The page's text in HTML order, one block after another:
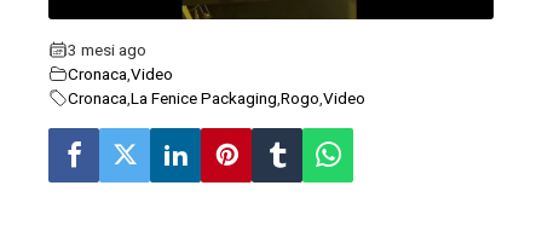
3 mesi ago
Cronaca Video
Cronaca La Fenice Packaging Rogo Video